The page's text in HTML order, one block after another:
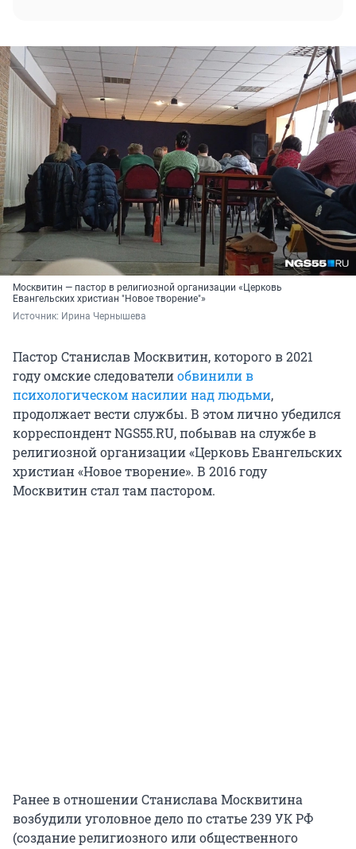
Москвитин — пастор в религиозной организации «Церковь
Евангельских христиан "Новое творение"»
Источник: Ирина Чернышева
Пастор Станислав Москвитин, которого в 2021
году омские следователиобвинили в
психологическом насилии над людьми,
продолжает вести службы. В этом лично убедился
корреспондент NGS55.RU, побывав на службе в
религиозной организации «Церковь Евангельских
христиан «Новое творение». В 2016 году
Москвитин стал там пастором.
Ранее в отношении Станислава Москвитина
возбудили уголовное дело по статье 239 УК РФ
(создание религиозного или общественного